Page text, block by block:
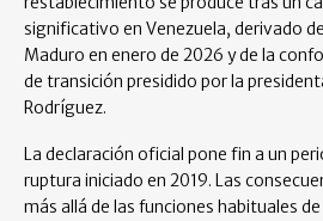
significativo en Venezuela, derivado
Maduro en enero de 2026 y de la
de transición presidido por la
Rodríguez.
La declaración oficial pone fin a un
ruptura iniciado en 2019. Las
más allá de las funciones habituales